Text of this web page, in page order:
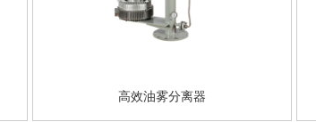
高效油雾分离器